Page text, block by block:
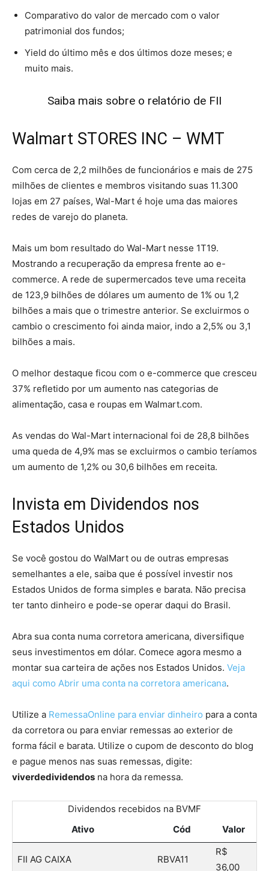
Comparativo do valor de mercado com o valor
patrimonial dos fundos;
Yield do último mês e dos últimos doze meses; e
muito mais.
Saiba mais sobre o relatório de FII
Walmart STORES INC – WMT
Com cerca de 2,2 milhões de funcionários e mais de 275
milhões de clientes e membros visitando suas 11.300
lojas em 27 países, Wal-Mart é hoje uma das maiores
redes de varejo do planeta.
Mais um bom resultado do Wal-Mart nesse 1T19.
Mostrando a recuperação da empresa frente ao e-
commerce. A rede de supermercados teve uma receita
de 123,9 bilhões de dólares um aumento de 1% ou 1,2
bilhões a mais que o trimestre anterior. Se excluirmos o
cambio o crescimento foi ainda maior, indo a 2,5% ou 3,1
bilhões a mais.
O melhor destaque ficou com o e-commerce que cresceu
37% refletido por um aumento nas categorias de
alimentação, casa e roupas em Walmart.com.
As vendas do Wal-Mart internacional foi de 28,8 bilhões
uma queda de 4,9% mas se excluirmos o cambio teríamos
um aumento de 1,2% ou 30,6 bilhões em receita.
Invista em Dividendos nos
Estados Unidos
Se você gostou do WalMart ou de outras empresas
semelhantes a ele, saiba que é possível investir nos
Estados Unidos de forma simples e barata. Não precisa
ter tanto dinheiro e pode-se operar daqui do Brasil.
Abra sua conta numa corretora americana, diversifique
seus investimentos em dólar. Comece agora mesmo a
montar sua carteira de ações nos Estados Unidos. Veja
aqui como Abrir uma conta na corretora americana.
Utilize a RemessaOnline para enviar dinheiro para a conta
da corretora ou para enviar remessas ao exterior de
forma fácil e barata. Utilize o cupom de desconto do blog
e pague menos nas suas remessas, digite:
viverdedividendos na hora da remessa.
Dividendos recebidos na BVMF
Ativo
Cód Valor
FII AG CAIXA RBVA11
R$
36,00